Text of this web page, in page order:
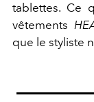
tablettes. Ce
vêtements
que le styliste